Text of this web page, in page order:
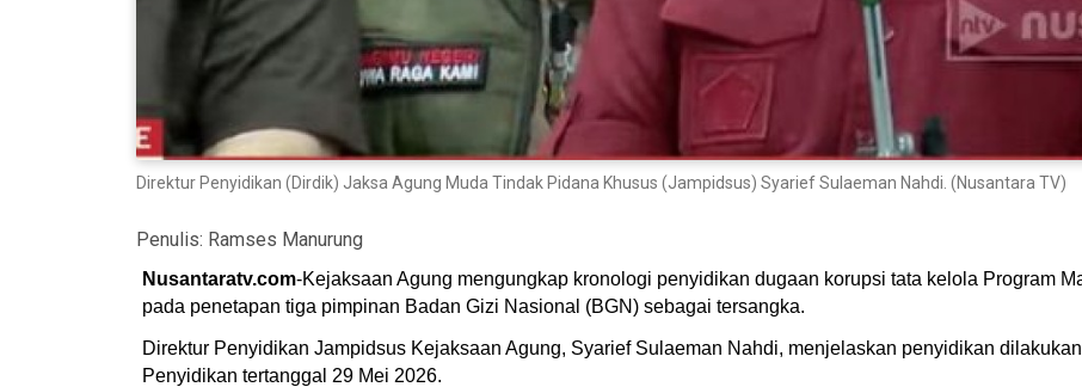
Direktur Penyidikan (Dirdik) Jaksa Agung Muda Tindak Pidana Khusus (Jampidsus) Syarief Sulaeman Nahdi. (Nusantara TV)
Penulis: Ramses Manurung
Nusantaratv.com-Kejaksaan Agung mengungkap kronologi penyidikan dugaan korupsi tata kelola Program
pada penetapan tiga pimpinan Badan Gizi Nasional (BGN) sebagai tersangka.
Direktur Penyidikan Jampidsus Kejaksaan Agung, Syarief Sulaeman Nahdi, menjelaskan penyidikan
Penyidikan tertanggal 29 Mei 2026.